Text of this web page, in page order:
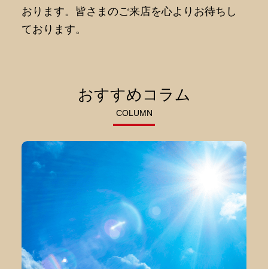
おります。皆さまのご来店を心よりお待ちし
ております。
おすすめコラム
COLUMN